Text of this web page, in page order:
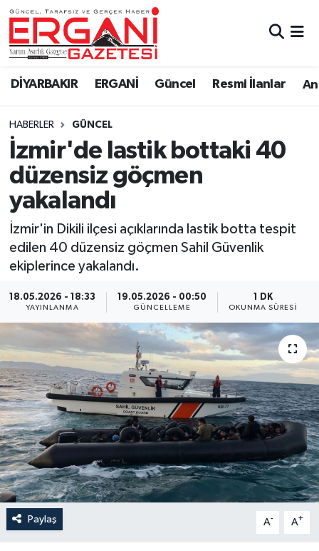
DİYARBAKIR ERGANİ Güncel Resmi İlanlar
HABERLER GÜNCEL
İzmir'de lastik bottaki 40
düzensiz göçmen
yakalandı
İzmir'in Dikili ilçesi açıklarında lastik botta tespit
edilen 40 düzensiz göçmen Sahil Güvenlik
ekiplerince yakalandı.
18.05.2026 - 18:33
YAYINLANMA
19.05.2026 - 00:50
GÜNCELLEME
1 DK
OKUNMA SÜRESI
Paylaş A- A+
DİYARBAKIR
BİSMİL
BAĞLAR
ERGANİ
Güncel
Resmi İlanlar
Sağlık
Si̇yaset
Spor
Anali̇z
Bi̇li̇m & Teknoloji̇
Dünya
Eği̇ti̇m
Ergani Nöbetçi Eczaneler
Ergani Hava Durumu
Ergani Trafik Yoğunluk Haritası
Süper Lig Puan Durumu ve Fikstür
Tüm Manşetler
Son Dakika Haberleri
Haber Arşivi